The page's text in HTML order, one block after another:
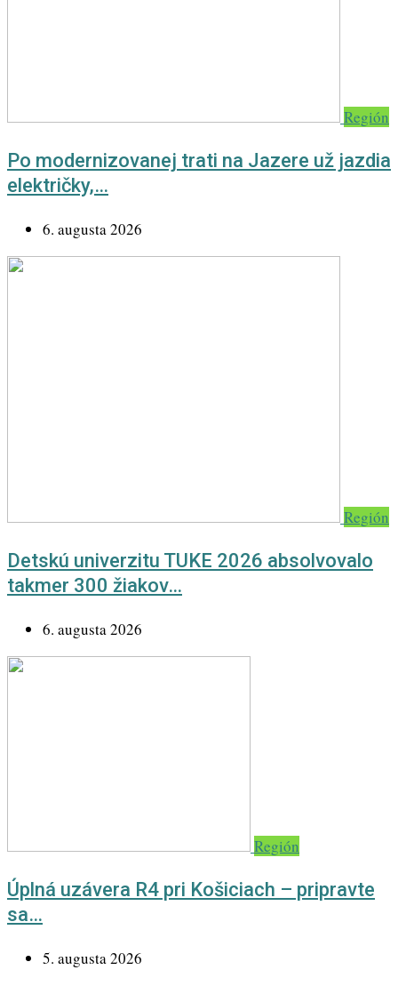
Región
Po modernizovanej trati na Jazere už jazdia
električky,…
6. augusta 2026
Región
Detskú univerzitu TUKE 2026 absolvovalo
takmer 300 žiakov…
6. augusta 2026
Región
Úplná uzávera R4 pri Košiciach – pripravte
sa…
5. augusta 2026